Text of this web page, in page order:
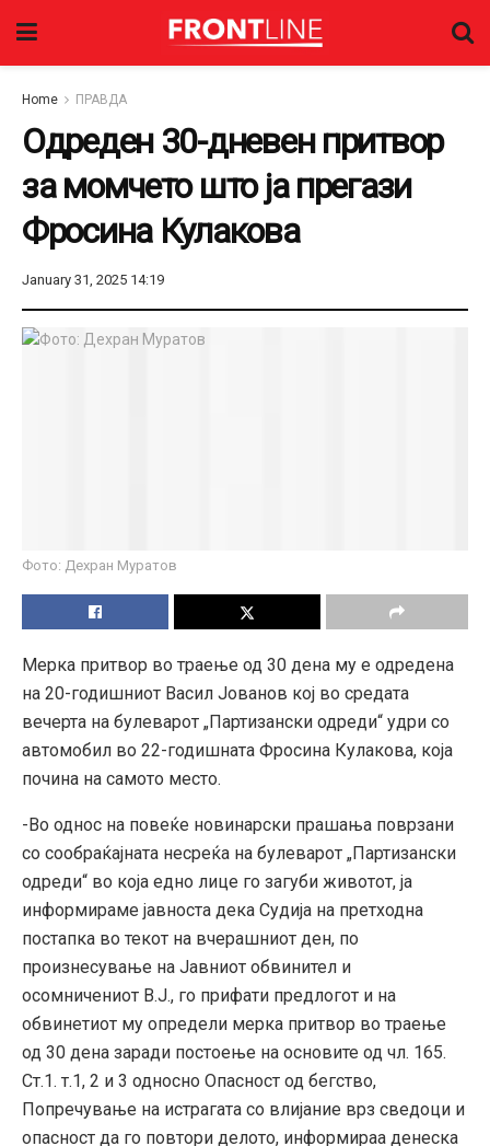
Home ПРАВДА
Одреден 30-дневен притвор
за момчето што ја прегази
Фросина Кулакова
January 31, 2025 14:19
Фото: Дехран Муратов
Мерка притвор во траење од 30 дена му е одредена
на 20-годишниот Васил Јованов кој во средата
вечерта на булеварот „Партизански одреди“ удри со
автомобил во 22-годишната Фросина Кулакова, која
почина на самото место.
-Во однос на повеќе новинарски прашања поврзани
со сообраќајната несреќа на булеварот „Партизански
одреди“ во која едно лице го загуби животот, ја
информираме јавноста дека Судија на претходна
постапка во текот на вчерашниот ден, по
произнесување на Јавниот обвинител и
осомничениот В.Ј., го прифати предлогот и на
обвинетиот му определи мерка притвор во траење
од 30 дена заради постоење на основите од чл. 165.
Ст.1. т.1, 2 и 3 односно Опасност од бегство,
Попречување на истрагата со влијание врз сведоци и
опасност да го повтори делото, информираа денеска